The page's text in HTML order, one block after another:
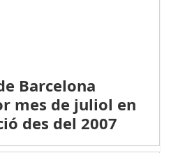
Barcelona
mes de juliol en
des del 2007